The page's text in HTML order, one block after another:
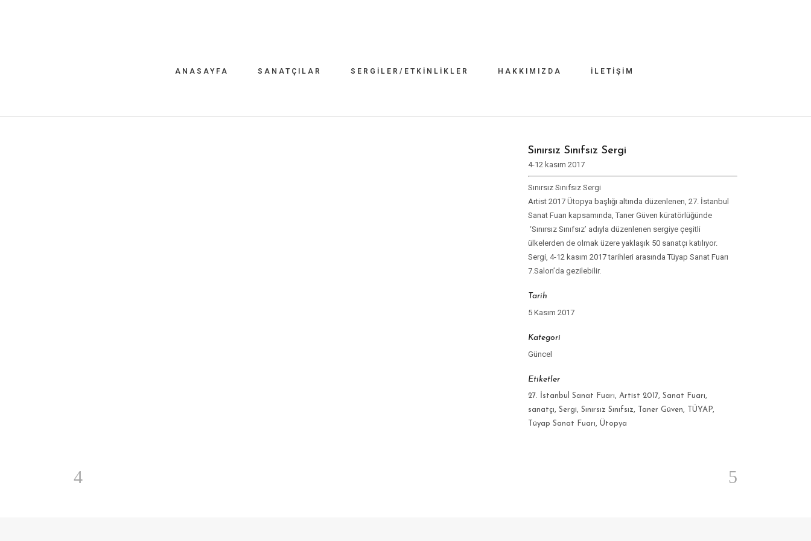
ANASAYFA SANATÇILAR SERGILER/ETKINLIKLER HAKKIMIZDA İLETIŞIM
Sınırsız Sınıfsız Sergi
4-12 kasım 2017
Sınırsız Sınıfsız Sergi
Artist 2017 Ütopya başlığı altında düzenlenen, 27. İstanbul
Sanat Fuarı kapsamında, Taner Güven küratörlüğünde
‘Sınırsız Sınıfsız’ adıyla düzenlenen sergiye çeşitli
ülkelerden de olmak üzere yaklaşık 50 sanatçı katılıyor.
Sergi, 4-12 kasım 2017 tarihleri arasında Tüyap Sanat Fuarı
7.Salon’da gezilebilir.
Tarih
5 Kasım 2017
Kategori
Güncel
Etiketler
27. İstanbul Sanat Fuarı, Artist 2017, Sanat Fuarı,
sanatçı, Sergi, Sınırsız Sınıfsız, Taner Güven, TÜYAP,
Tüyap Sanat Fuarı, Ütopya